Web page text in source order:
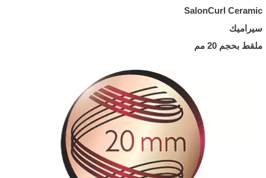
SalonCurl Ceramic
سيراميك
ملقط بحجم 20 مم